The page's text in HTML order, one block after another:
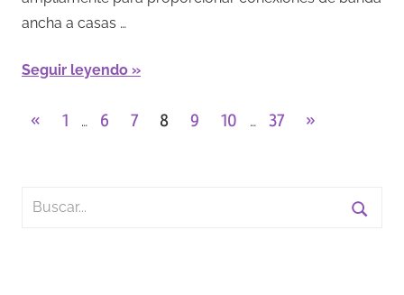
ancha a casas …
Seguir leyendo
Paginación
« Entradas
1 … 6 7 8 9 10 … 37
Entradas
»